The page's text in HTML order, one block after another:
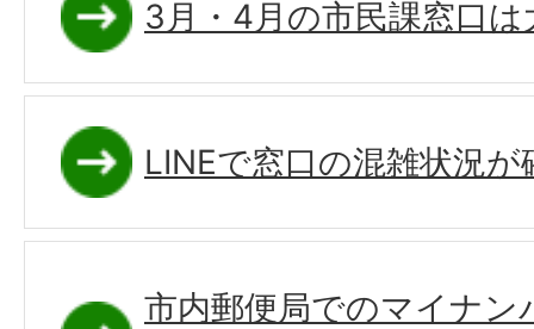
3月・4月の市民課窓口
LINEで窓口の混雑状況
市内郵便局でのマイナン